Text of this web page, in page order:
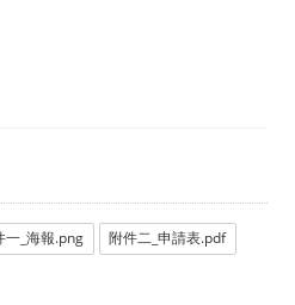
一_海報.png
附件二_申請表.pdf